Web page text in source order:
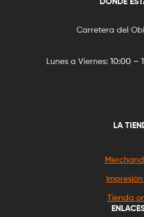
Carretera del
Lunes a Viernes: 10:00 –
LA
Impresión
Tienda